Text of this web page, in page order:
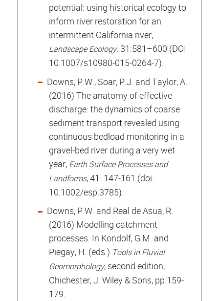
potential: using historical ecology to
inform river restoration for an
intermittent California river,
Landscape Ecology. 31:581–600 (DOI
10.1007/s10980‐015‐0264‐7).
Downs, P.W., Soar, P.J. and Taylor, A.
(2016) The anatomy of effective
discharge: the dynamics of coarse
sediment transport revealed using
continuous bedload monitoring in a
gravel‐bed river during a very wet
year, Earth Surface Processes and
Landforms, 41: 147‐161 (doi:
10.1002/esp.3785).
Downs, P.W. and Real de Asua, R.
(2016) Modelling catchment
processes. In Kondolf, G.M. and
Piegay, H. (eds.) Tools in Fluvial
Geomorphology, second edition,
Chichester, J. Wiley & Sons, pp.159‐
179.